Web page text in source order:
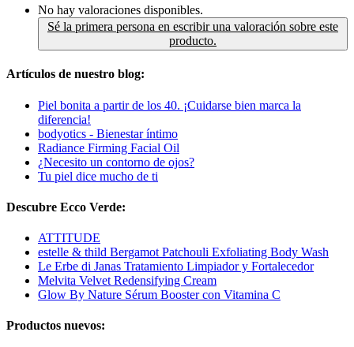
No hay valoraciones disponibles.
Sé la primera persona en escribir una valoración sobre este
producto.
Artículos de nuestro blog:
Piel bonita a partir de los 40. ¡Cuidarse bien marca la
diferencia!
bodyotics - Bienestar íntimo
Radiance Firming Facial Oil
¿Necesito un contorno de ojos?
Tu piel dice mucho de ti
Descubre Ecco Verde:
ATTITUDE
estelle & thild Bergamot Patchouli Exfoliating Body Wash
Le Erbe di Janas Tratamiento Limpiador y Fortalecedor
Melvita Velvet Redensifying Cream
Glow By Nature Sérum Booster con Vitamina C
Productos nuevos: